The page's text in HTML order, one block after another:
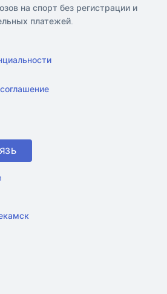
на спорт без регистрации и
платежей.